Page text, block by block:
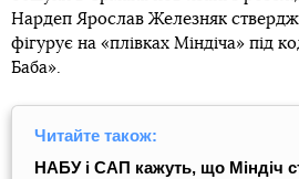
Нардеп Ярослав Железняк
фігурує на «плівках Міндіча» під
Баба».
Читайте також:
НАБУ і САП кажуть, що Міндіч